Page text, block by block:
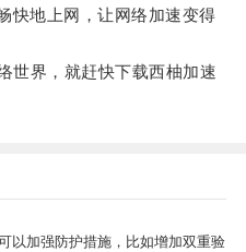
快地上网，让网络加速变得
界，就赶快下载西柚加速
以加强防护措施，比如增加双重验